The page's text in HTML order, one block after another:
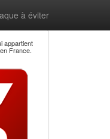
à éviter
appartient
France.